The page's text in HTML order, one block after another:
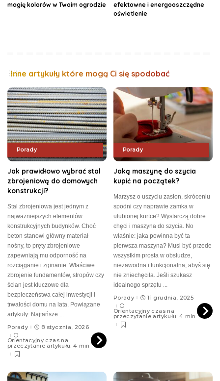
magię kolorów w Twoim ogrodzie
efektowne i energooszczędne
oświetlenie
Inne artykuły które mogą Ci się spodobać
Porady
Jak prawidłowo wybrać stal
zbrojeniową do domowych
konstrukcji?
Stal zbrojeniowa jest jednym z
najważniejszych elementów
konstrukcyjnych budynków. Choć
beton stanowi główny materiał
nośny, to pręty zbrojeniowe
zapewniają mu odporność na
rozciąganie i zginanie. Właściwe
zbrojenie fundamentów, stropów czy
ścian jest kluczowe dla
bezpieczeństwa całej inwestycji i
trwałości domu na lata. Powiązane
artykuły: Najtańsze ...
Porady
8 stycznia, 2026
Orientacyjny czas na
przeczytanie artykułu: 4 min
Porady
Jaką maszynę do szycia
kupić na początek?
Marzysz o uszyciu zasłon, skróceniu
spodni czy naprawie zamka w
ulubionej kurtce? Wystarczą dobre
chęci i maszyna do szycia. No
właśnie: jaka powinna być ta
pierwsza maszyna? Musi być przede
wszystkim prosta w obsłudze,
niezawodna i funkcjonalna, abyś się
nie zniechęciła. Jeśli szukasz
idealnego sprzętu ...
Porady
11 grudnia, 2025
Orientacyjny czas na
przeczytanie artykułu: 4 min